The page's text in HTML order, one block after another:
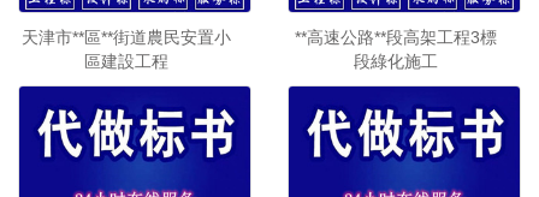
天津市**區**街道農民安置小
區建設工程
**高速公路**段高架工程3標
段綠化施工